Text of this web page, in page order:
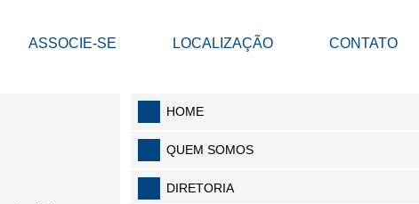
ASSOCIE-SE LOCALIZAÇÃO CONTATO
HOME
QUEM SOMOS
DIRETORIA